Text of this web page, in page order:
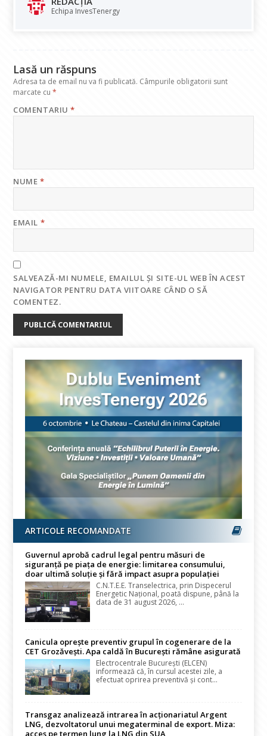
o A dI
Echipa InvesTenergy
Lasă un răspuns
Adresa ta de email nu va fi publicată. Câmpurile obligatorii sunt
marcate cu*
COMENTARIU*
NUME*
EMAIL *
SALVEAZĂ-MI NUMELE, EMAILUL ȘI SITE-UL WEB ÎN ACEST
NAVIGATOR PENTRU DATA VIITOARE CÂND O SĂ
COMENTEZ.
ARTICOLE RECOMANDATE
Guvernul aprobă cadrul legal pentru măsuri de
siguranță pe piața de energie: limitarea consumului,
doar ultimă soluție și fără impact asupra populației
C.N.T.E.E. Transelectrica, prin Dispecerul
Energetic Național, poată dispune, până la
data de 31 august 2026, ...
Canicula oprește preventiv grupul în cogenerare de la
CET Grozăvești. Apa caldă în București rămâne asigurată
Electrocentrale București (ELCEN)
informează că, în cursul acestei zile, a
efectuat oprirea preventivă și cont...
Transgaz analizează intrarea în acționariatul Argent
LNG, dezvoltatorul unui megaterminal de export. Miza:
acces pe termen lung la LNG din SUA